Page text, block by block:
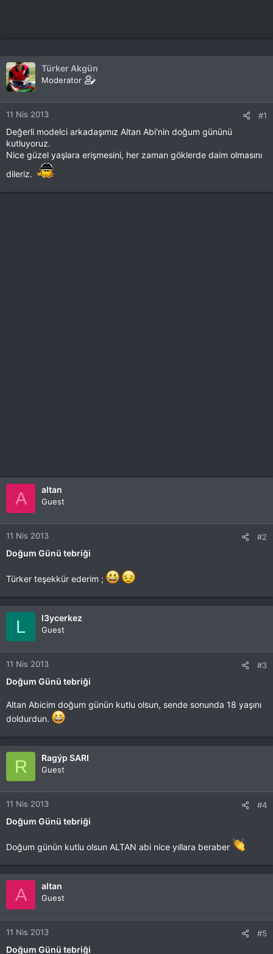
Türker Akgün
Moderator
11 Nis 2013 #1
Değerli modelci arkadaşımız Altan Abi'nin doğum gününü
kutluyoruz.
Nice güzel yaşlara erişmesini, her zaman göklerde daim olmasını
dileriz.
A altan
Guest
11 Nis 2013 #2
Doğum Günü tebriği
Türker teşekkür ederim ;
L l3ycerkez
Guest
11 Nis 2013 #3
Doğum Günü tebriği
Altan Abicim doğum günün kutlu olsun, sende sonunda 18 yaşını
doldurdun.
R Ragýp SARI
Guest
11 Nis 2013 #4
Doğum Günü tebriği
Doğum günün kutlu olsun ALTAN abi nice yıllara beraber
A altan
Guest
11 Nis 2013 #5
Doğum Günü tebriği